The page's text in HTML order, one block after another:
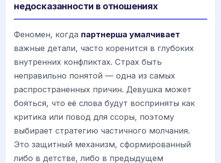
недосказанности в отношениях
Феномен, когда партнерша умалчивает
важные детали, часто коренится в глубоких
внутренних конфликтах. Страх быть
неправильно понятой — одна из самых
распространенных причин. Девушка может
бояться, что её слова будут восприняты как
критика или повод для ссоры, поэтому
выбирает стратегию частичного молчания.
Это защитный механизм, сформированный
либо в детстве, либо в предыдущем